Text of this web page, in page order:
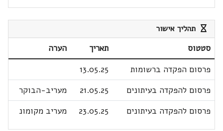
תהליך אישור
סטטוס תאריך
הערה
פרסום הפקדה ברשומות
13.05.25
פרסום להפקדה בעיתונים
21.05.25
מעריב-הבוקר
פרסום להפקדה בעיתונים
23.05.25 מעריב מקומונ